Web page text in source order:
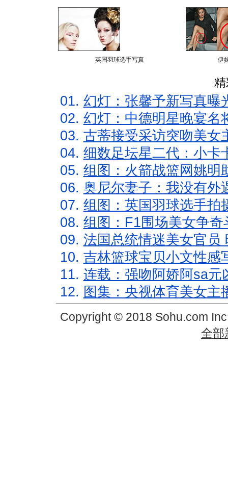
英国羽球选手写真 伊
01. 幻灯：张馨予新写真曝
02. 幻灯：中德明星晚宴名
03. 古蒂接受采访突吻美女
04. 细数足坛星二代：小卡
05. 组图：火箭战篮网姚明
06. 奥尼尔妻子：我没有外
07. 组图：英国羽球选手拍
08. 组图：F1围场美女争
09. 法国总统情迷美女官员
10. 吉林篮球宝贝小文性感
11. 连载：强吻阿娇阿sa元
12. 图集：央视体育美女主
Copyright © 2018 Sohu.com
全部